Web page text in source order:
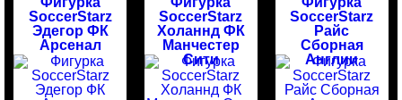
SoccerStarz
Эдегор ФК
Арсенал
SoccerStarz
Холаннд ФК
Манчестер
Сити
SoccerStarz
Райс
Сборная
Англии